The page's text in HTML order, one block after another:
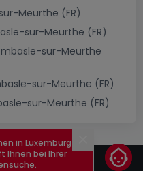
Meurthe (FR)
sur-Meurthe (FR)
sur-Meurthe
sur-Meurthe (FR)
sur-Meurthe (FR)
Schließen
in Luxemburg!
Ihnen bei Ihrer